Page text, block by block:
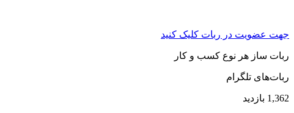
جهت عضویت در ربات کلیک کنید
ربات ساز هر نوع کسب و کار
ربات‌های تلگرام
1,362 بازدید